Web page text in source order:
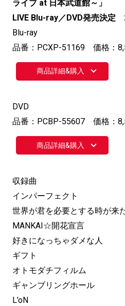
ライブ at 日本武道館～」
LIVE Blu-ray／DVD発売決定
Blu-ray
品番：PCXP-51169 価格：
商品詳細&購入
DVD
品番：PCBP-55607 価格：
商品詳細&購入
収録曲
インパーフェクト
世界が君を必要とする時が来
MANKAI☆開花宣言
好きになっちゃダメな人
ギフト
オトモダチフィルム
ギャンブリングホール
L’oN